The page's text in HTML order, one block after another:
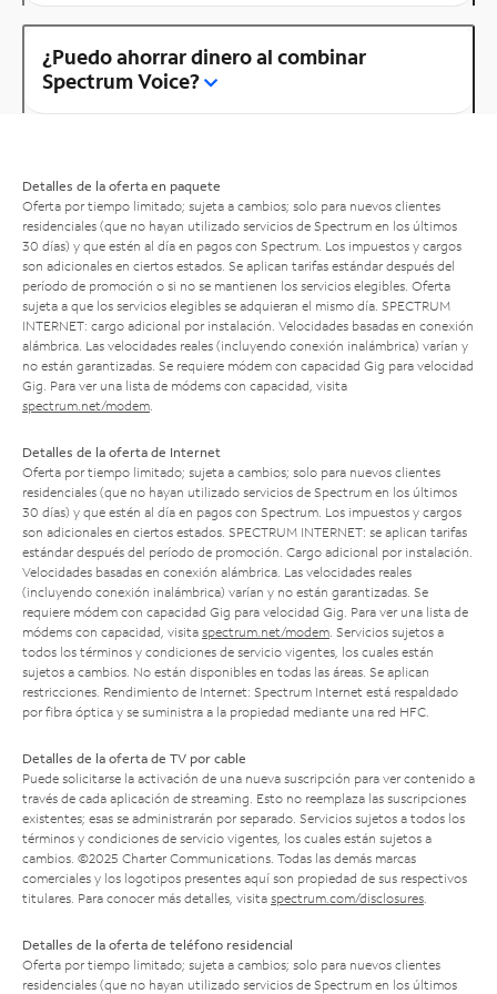
¿Puedo ahorrar dinero al combinar
Spectrum Voice?
Detalles de la oferta en paquete
Oferta por tiempo limitado; sujeta a cambios; solo para nuevos clientes
residenciales (que no hayan utilizado servicios de Spectrum en los últimos
30 días) y que estén al día en pagos con Spectrum. Los impuestos y cargos
son adicionales en ciertos estados. Se aplican tarifas estándar después del
período de promoción o si no se mantienen los servicios elegibles. Oferta
sujeta a que los servicios elegibles se adquieran el mismo día. SPECTRUM
INTERNET: cargo adicional por instalación. Velocidades basadas en conexión
alámbrica. Las velocidades reales (incluyendo conexión inalámbrica) varían y
no están garantizadas. Se requiere módem con capacidad Gig para velocidad
Gig. Para ver una lista de módems con capacidad, visita
spectrum.net/modem
Detalles de la oferta de Internet
Oferta por tiempo limitado; sujeta a cambios; solo para nuevos clientes
residenciales (que no hayan utilizado servicios de Spectrum en los últimos
30 días) y que estén al día en pagos con Spectrum. Los impuestos y cargos
son adicionales en ciertos estados. SPECTRUM INTERNET: se aplican tarifas
estándar después del período de promoción. Cargo adicional por instalación.
Velocidades basadas en conexión alámbrica. Las velocidades reales
(incluyendo conexión inalámbrica) varían y no están garantizadas. Se
requiere módem con capacidad Gig para velocidad Gig. Para ver una lista de
módems con capacidad, visita spectrum.net/modem . Servicios sujetos a
todos los términos y condiciones de servicio vigentes, los cuales están
sujetos a cambios. No están disponibles en todas las áreas. Se aplican
restricciones. Rendimiento de Internet: Spectrum Internet está respaldado
por fibra óptica y se suministra a la propiedad mediante una red HFC.
Detalles de la oferta de TV por cable
Puede solicitarse la activación de una nueva suscripción para ver contenido a
través de cada aplicación de streaming. Esto no reemplaza las suscripciones
existentes; esas se administrarán por separado. Servicios sujetos a todos los
términos y condiciones de servicio vigentes, los cuales están sujetos a
cambios. ©2025 Charter Communications. Todas las demás marcas
comerciales y los logotipos presentes aquí son propiedad de sus respectivos
titulares. Para conocer más detalles, visita spectrum.com/disclosures
Detalles de la oferta de teléfono residencial
Oferta por tiempo limitado; sujeta a cambios; solo para nuevos clientes
residenciales (que no hayan utilizado servicios de Spectrum en los últimos